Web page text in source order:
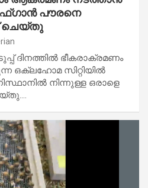
പൗരനെ
ചെയ്തു
ദിനത്തിൽ ഭീകരാക്രമണം
ഒക്‌ലഹോമ സിറ്റിയിൽ
നിന്നുള്ള ഒരാളെ